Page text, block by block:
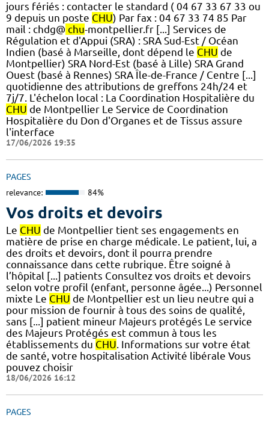
jours fériés : contacter le standard ( 04 67 33 67 33 ou
9 depuis un poste CHU) Par fax : 04 67 33 74 85 Par
mail : chdg@ chu-montpellier.fr [...] Services de
Régulation et d'Appui (SRA) : SRA Sud-Est / Océan
Indien (basé à Marseille, dont dépend le CHU de
Montpellier) SRA Nord-Est (basé à Lille) SRA Grand
Ouest (basé à Rennes) SRA Île-de-France / Centre [...]
quotidienne des attributions de greffons 24h/24 et
7j/7. L'échelon local : La Coordination Hospitalière du
CHU de Montpellier Le Service de Coordination
Hospitalière du Don d'Organes et de Tissus assure
l'interface
17/06/2026 19:35
PAGES
relevance: 84%
Vos droits et devoirs
Le CHU de Montpellier tient ses engagements en
matière de prise en charge médicale. Le patient, lui, a
des droits et devoirs, dont il pourra prendre
connaissance dans cette rubrique. Être soigné à
l’hôpital [...] patients Consultez vos droits et devoirs
selon votre profil (enfant, personne âgée...) Personnel
mixte Le CHU de Montpellier est un lieu neutre qui a
pour mission de fournir à tous des soins de qualité,
sans [...] patient mineur Majeurs protégés Le service
des Majeurs Protégés est commun à tous les
établissements du CHU . Informations sur votre état
de santé, votre hospitalisation Activité libérale Vous
pouvez choisir
18/06/2026 16:12
PAGES